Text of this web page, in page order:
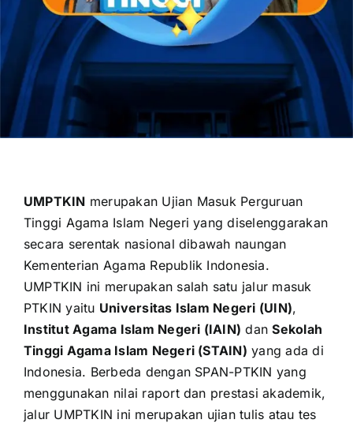
REGISTRATION
CONTACT US
UMPTKIN merupakan Ujian Masuk Perguruan
Tinggi Agama Islam Negeri yang diselenggarakan
secara serentak nasional dibawah naungan
Kementerian Agama Republik Indonesia.
UMPTKIN ini merupakan salah satu jalur masuk
PTKIN yaitu Universitas Islam Negeri (UIN),
Institut Agama Islam Negeri (IAIN) danSekolah
Tinggi Agama Islam Negeri (STAIN) yang ada di
Indonesia. Berbeda dengan SPAN-PTKIN yang
menggunakan nilai raport dan prestasi akademik,
jalur UMPTKIN ini merupakan ujian tulis atau tes